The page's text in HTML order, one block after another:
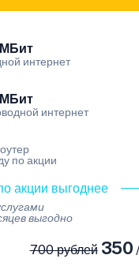
МБит
интернет
МБит
интернет
по акции
акции выгоднее
выгодно
700 рублей350